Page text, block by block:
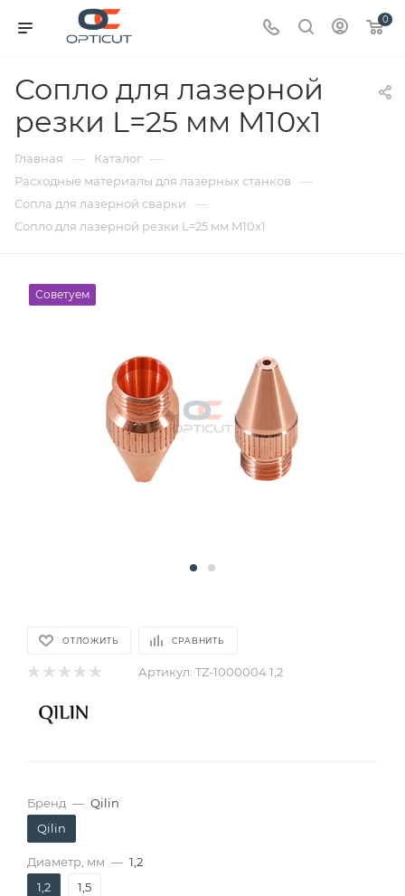
0
Сопло для лазерной
резки L=25 мм M10x1
Главная — Каталог —
Расходные материалы для лазерных станков —
Сопла для лазерной сварки —
Сопло для лазерной резки L=25 мм M10x1
Советуем
ОТЛОЖИТЬ СРАВНИТЬ
Артикул: TZ-1000004 1,2
Бренд — Qilin
Qilin
Диаметр, мм — 1,2
1,2
1,5